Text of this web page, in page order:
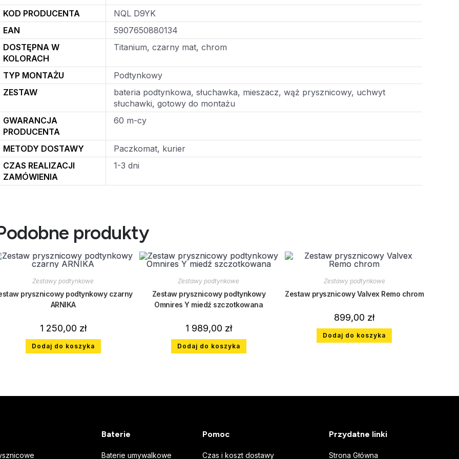
KOD PRODUCENTA
NQL D9YK
EAN
5907650880134
DOSTĘPNA W
KOLORACH
Titanium, czarny mat, chrom
TYP MONTAŻU
Podtynkowy
ZESTAW
bateria podtynkowa, słuchawka, mieszacz, wąż prysznicowy, uchwyt
słuchawki, gotowy do montażu
GWARANCJA
PRODUCENTA
60 m-cy
METODY DOSTAWY
Paczkomat, kurier
CZAS REALIZACJI
ZAMÓWIENIA
1-3 dni
produkty
Zestawy podtynkowe
prysznicowy podtynkowy czarny
ARNIKA
1 250,00 zł
Dodaj do koszyka
Zestawy podtynkowe
Zestaw prysznicowy podtynkowy
Omnires Y miedź szczotkowana
1 989,00 zł
Dodaj do koszyka
Zestawy podtynkowe
Zestaw prysznicowy Valvex Remo chrom
899,00 zł
Dodaj do koszyka
Baterie
Baterie umywalkowe
Pomoc
Czas i koszt dostawy
Przydatne linki
Strona Główna